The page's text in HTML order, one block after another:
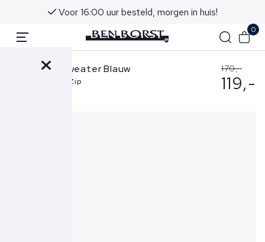
Voor 16:00 uur besteld, morgen in huis!
0
Pal Sports Sweater Blauw
Pre Game Half Zip
170,-
119,-